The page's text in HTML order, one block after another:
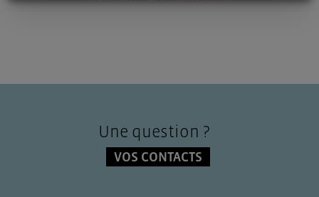
Une question ?
VOS CONTACTS